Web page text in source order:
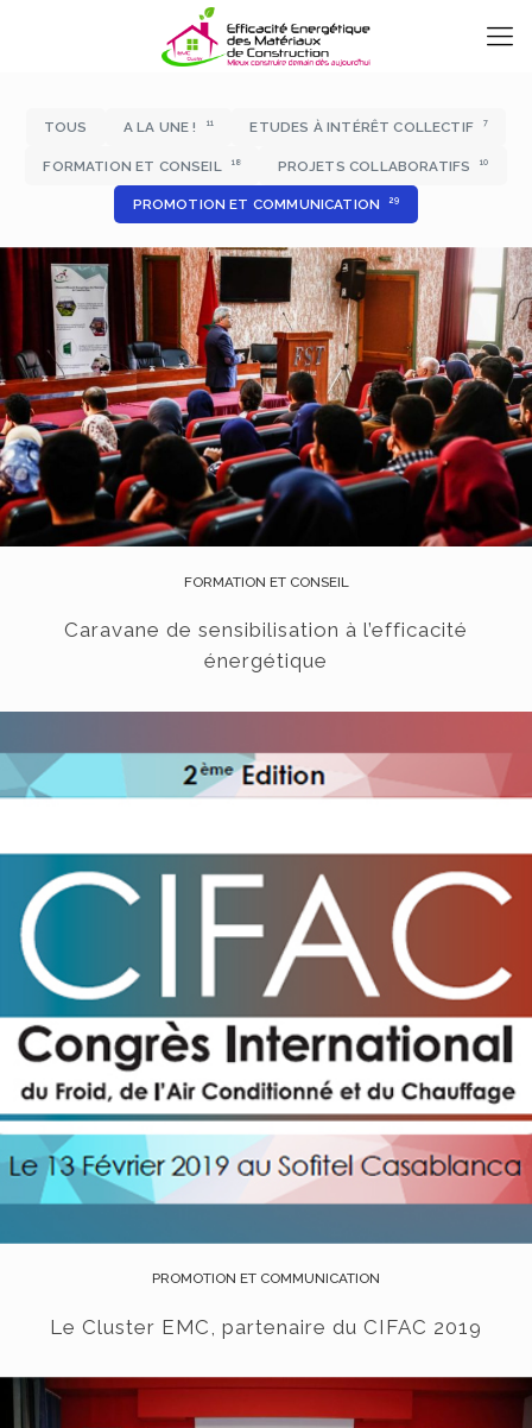
TOUS A LA UNE ! 11 ETUDES À INTÉRÊT COLLECTIF 7
FORMATION ET CONSEIL 18 PROJETS COLLABORATIFS 10
PROMOTION ET COMMUNICATION 29
FORMATION ET CONSEIL
Caravane de sensibilisation à l’efficacité
énergétique
PROMOTION ET COMMUNICATION
Le Cluster EMC, partenaire du CIFAC 2019